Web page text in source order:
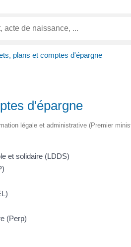
plans et comptes d'épargne
d'épargne
légale et administrative (Premier
et solidaire (LDDS)
(Perp)